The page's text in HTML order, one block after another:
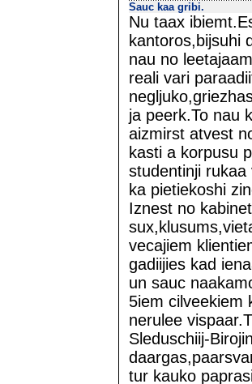
Sauc kaa gribi.
Nu taax
kantoros,bijsuhi
nau no
reali vari
ja peerk.To nau
aizmirst atvest
kasti a korpusu
studentinji
ka pietiekoshi
Iznest no
vecajiem
gadiijies kad
un sauc
5iem cilveekiem
nerulee
Sleduschiij-
tur kauko